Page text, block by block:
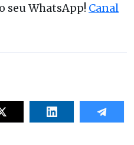
seu WhatsApp! Canal